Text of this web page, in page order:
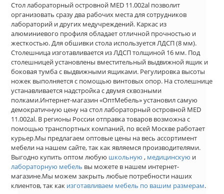
Стол лабораторный островной MED 11.002al позволит
организовать сразу два рабочих места для сотрудников
лабораторий и других медучреждений. Каркас из
алюминиевого профиля обладает отличной прочностью и
жесткостью. Для обшивки стола используется ЛДСП (8 мм).
Столешница изготавливается из ЛДСП толщиной 16 мм. Под
столешницей установлены вместительный выдвижной ящик и
боковая тумба с выдвижными ящиками. Регулировка высоты
ножек выполняется с помощью винтовых опор. На столешнице
устанавливается надстройка с двумя сквозными
полками.Интернет-магазин «ОптМебель» установил самую
демократичную цену на стол лабораторный островной MED
11.002al. В регионы России отправка товаров возможна с
помощью транспортных компаний, по всей Москве работает
курьер.Мы предлагаем оптовые цены на весь ассортимент
мебели на нашем сайте, так как являемся производителями.
Выгодно купить оптом любую школьную , медицинскую и
лабораторную мебель вы можете в нашем интернет-
магазине.Мы можем закрыть любые потребности наших
клиентов, так как изготавливаем мебель по вашим размерам.